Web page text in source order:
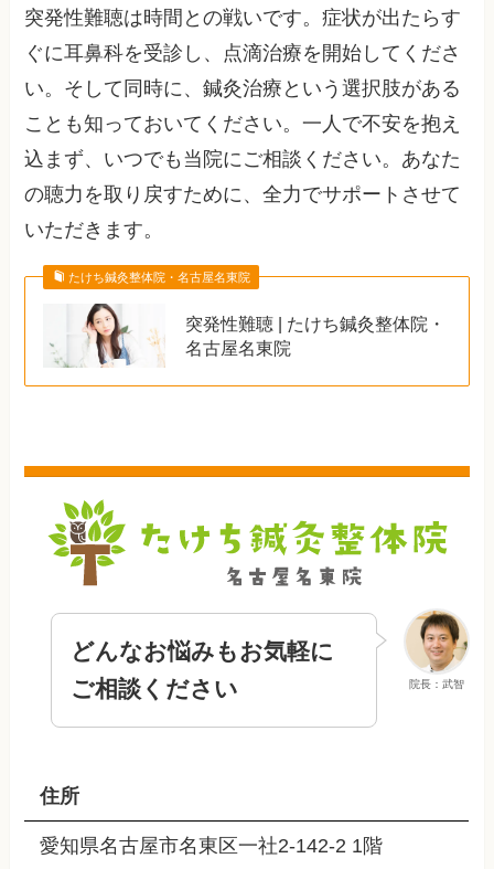
突発性難聴は時間との戦いです。症状が出たらす
ぐに耳鼻科を受診し、点滴治療を開始してくださ
い。そして同時に、鍼灸治療という選択肢がある
ことも知っておいてください。一人で不安を抱え
込まず、いつでも当院にご相談ください。あなた
の聴力を取り戻すために、全力でサポートさせて
いただきます。
たけち鍼灸整体院・名古屋名東院
突発性難聴 | たけち鍼灸整体院・
名古屋名東院
院長：武智
どんなお悩みもお気軽に
ご相談ください
住所
愛知県名古屋市名東区一社2-142-2 1階